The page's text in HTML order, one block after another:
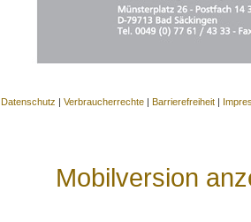
Datenschutz | Verbraucherrechte | Barrierefreiheit |
Mobilversion